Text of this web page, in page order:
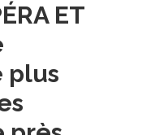
ET
plus